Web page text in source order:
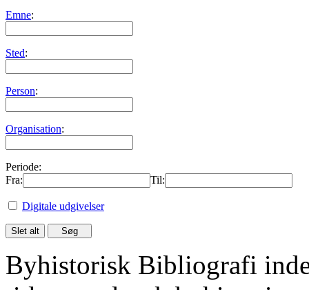
Emne:
Sted:
Person:
Organisation:
Periode:
Fra:
Til:
Digitale udgivelser
Byhistorisk Bibliografi